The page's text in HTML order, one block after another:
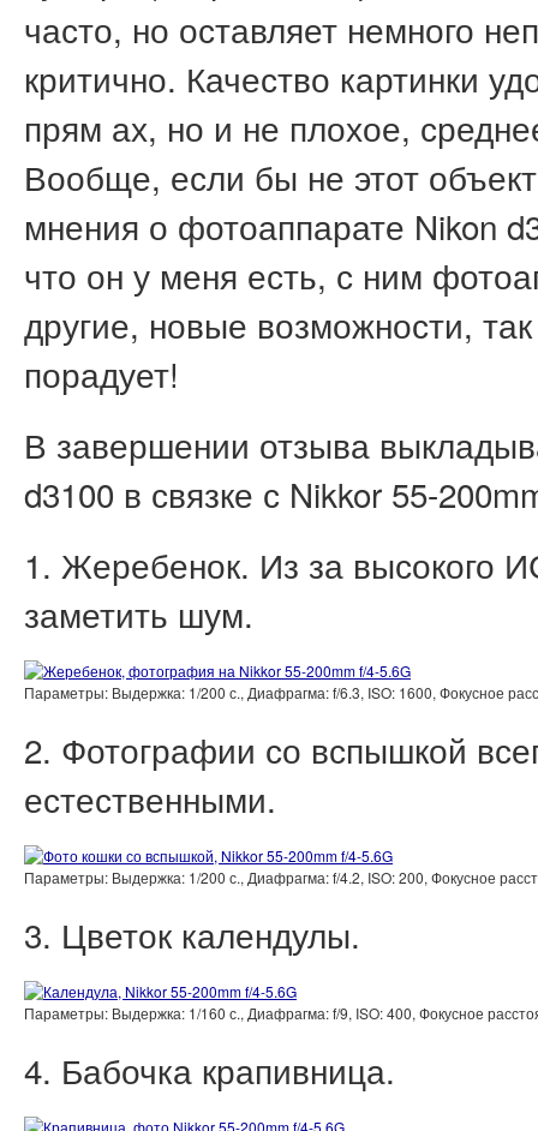
часто, но оставляет немного
критично. Качество картинки
прям ах, но и не плохое,
Вообще, если бы не этот
мнения о фотоаппарате Nikon
что он у меня есть, с ним
другие, новые возможности,
порадует!
В завершении отзыва
d3100 в связке с Nikkor 55-
1. Жеребенок. Из за высокого
заметить шум.
Параметры: Выдержка: 1/200 с., Диафрагма: f/6.3, ISO: 1600, Фокусное
2. Фотографии со вспышкой
естественными.
Параметры: Выдержка: 1/200 с., Диафрагма: f/4.2, ISO: 200, Фокусное
3. Цветок календулы.
Параметры: Выдержка: 1/160 с., Диафрагма: f/9, ISO: 400, Фокусное
4. Бабочка крапивница.